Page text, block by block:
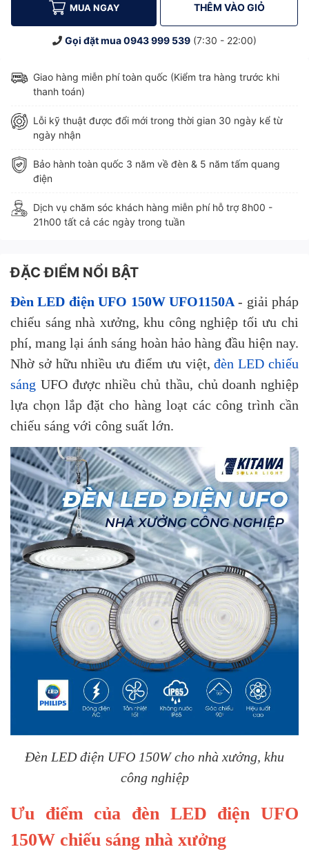
MUA NGAY THÊM VÀO GIỎ
Gọi đặt mua0943 999 539 (7:30 - 22:00)
Giao hàng miễn phí toàn quốc (Kiểm tra hàng trước khi
thanh toán)
Lỗi kỹ thuật được đổi mới trong thời gian 30 ngày kể từ
ngày nhận
Bảo hành toàn quốc 3 năm về đèn & 5 năm tấm quang
điện
Dịch vụ chăm sóc khách hàng miễn phí hỗ trợ 8h00 -
21h00 tất cả các ngày trong tuần
ĐẶC ĐIỂM NỔI BẬT
Đèn LED điện UFO 150W UFO1150A- giải pháp
chiếu sáng nhà xưởng, khu công nghiệp tối ưu chi
phí, mang lại ánh sáng hoàn hảo hàng đầu hiện nay.
Nhờ sở hữu nhiều ưu điểm ưu việt,đèn LED chiếu
sáng UFO được nhiều chủ thầu, chủ doanh nghiệp
lựa chọn lắp đặt cho hàng loạt các công trình cần
chiếu sáng với công suất lớn.
Đèn LED điện UFO 150W cho nhà xưởng, khu
công nghiệp
Ưu điểm của đèn LED điện UFO
150W chiếu sáng nhà xưởng